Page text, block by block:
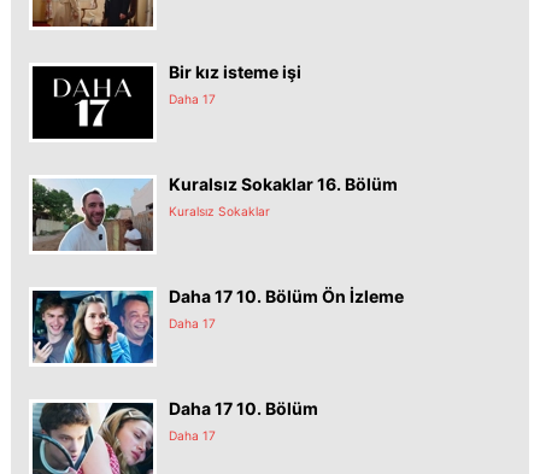
Bir kız isteme işi
Daha 17
Kuralsız Sokaklar 16. Bölüm
Kuralsız Sokaklar
Daha 17 10. Bölüm Ön İzleme
Daha 17
Daha 17 10. Bölüm
Daha 17